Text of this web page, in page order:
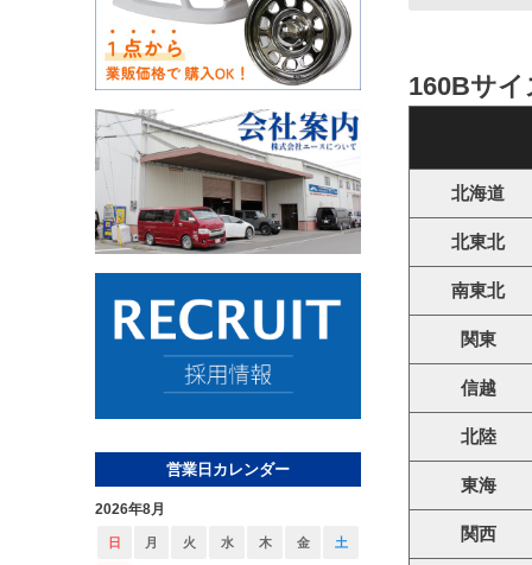
営業日カレンダー
2026年8月
日 月 火 水 木 金 土
160Bサ
北海道
北東北
南東北
関東
信越
北陸
東海
関西